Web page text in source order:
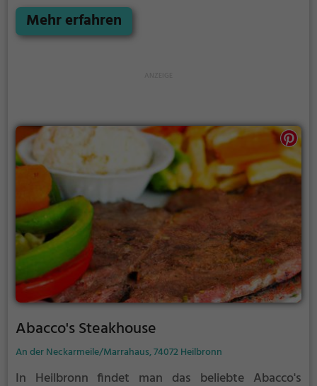
jeder auf seine Kosten. Dazu gibt es eine breite
Auswahl an erfrischenden Getränken. Tauche ein in
Mehr erfahren
Abacco's Steakhouse
An der Neckarmeile/Marrahaus, 74072 Heilbronn
In Heilbronn findet man das beliebte Abacco's